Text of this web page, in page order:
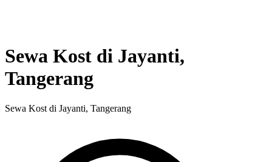
Sewa Kost di Jayanti,
Tangerang
Sewa Kost di Jayanti, Tangerang